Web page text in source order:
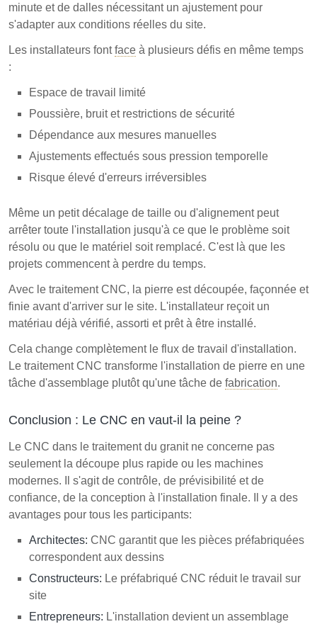
minute et de dalles nécessitant un ajustement pour
s'adapter aux conditions réelles du site.
Les installateurs fontface à plusieurs défis en même temps
:
Espace de travail limité
Poussière, bruit et restrictions de sécurité
Dépendance aux mesures manuelles
Ajustements effectués sous pression temporelle
Risque élevé d'erreurs irréversibles
Même un petit décalage de taille ou d'alignement peut
arrêter toute l'installation jusqu'à ce que le problème soit
résolu ou que le matériel soit remplacé. C'est là que les
projets commencent à perdre du temps.
Avec le traitement CNC, la pierre est découpée, façonnée et
finie avant d'arriver sur le site. L'installateur reçoit un
matériau déjà vérifié, assorti et prêt à être installé.
Cela change complètement le flux de travail d'installation.
Le traitement CNC transforme l'installation de pierre en une
tâche d'assemblage plutôt qu'une tâche de fabrication.
Conclusion : Le CNC en vaut-il la peine ?
Le CNC dans le traitement du granit ne concerne pas
seulement la découpe plus rapide ou les machines
modernes. Il s'agit de contrôle, de prévisibilité et de
confiance, de la conception à l'installation finale. Il y a des
avantages pour tous les participants:
Architectes: CNC garantit que les pièces préfabriquées
correspondent aux dessins
Constructeurs: Le préfabriqué CNC réduit le travail sur
site
Entrepreneurs: L'installation devient un assemblage